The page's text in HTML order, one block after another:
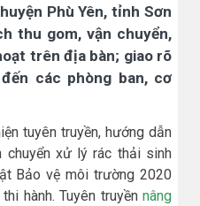
Phù Yên, tỉnh Sơn
thu gom, vận chuyển,
trên địa bàn; giao rõ
các phòng ban, cơ
tuyên truyền, hướng dẫn
chuyển xử lý rác thải sinh
Bảo vệ môi trường 2020
hành. Tuyên truyền nâng